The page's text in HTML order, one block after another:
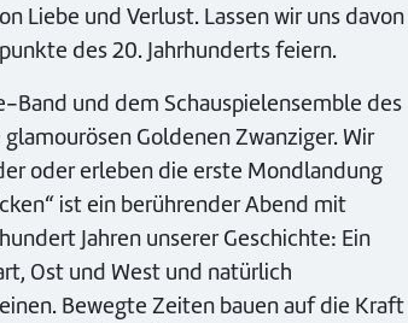
Liebe und Verlust. Lassen wir uns davon
des 20. Jahrhunderts feiern.
Band und dem Schauspielensemble des
Goldenen Zwanziger. Wir
oder erleben die erste Mondlandung
ist ein berührender Abend mit
Jahren unserer Geschichte: Ein
Ost und West und natürlich
Bewegte Zeiten bauen auf die Kraft